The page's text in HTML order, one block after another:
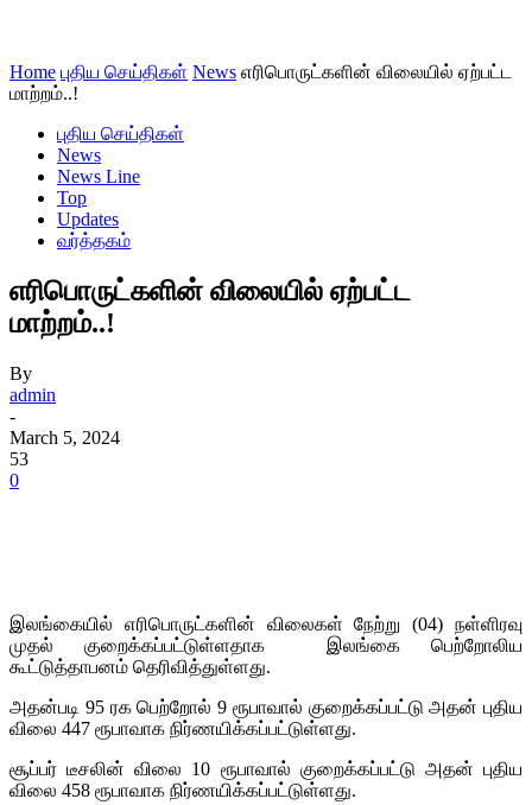
Home புதிய செய்திகள் News எரிபொருட்களின் விலையில் ஏற்பட்ட
மாற்றம்..!
புதிய செய்திகள்
News
News Line
Top
Updates
வர்த்தகம்
எரிபொருட்களின் விலையில் ஏற்பட்ட
மாற்றம்..!
By
admin
-
March 5, 2024
53
0
இலங்கையில் எரிபொருட்களின் விலைகள் நேற்று (04) நள்ளிரவு
முதல் குறைக்கப்பட்டுள்ளதாக இலங்கை பெற்றோலிய
கூட்டுத்தாபனம் தெரிவித்துள்ளது.
அதன்படி 95 ரக பெற்றோல் 9 ரூபாவால் குறைக்கப்பட்டு அதன் புதிய
விலை 447 ரூபாவாக நிர்ணயிக்கப்பட்டுள்ளது.
சூப்பர் டீசலின் விலை 10 ரூபாவால் குறைக்கப்பட்டு அதன் புதிய
விலை 458 ரூபாவாக நிர்ணயிக்கப்பட்டுள்ளது.